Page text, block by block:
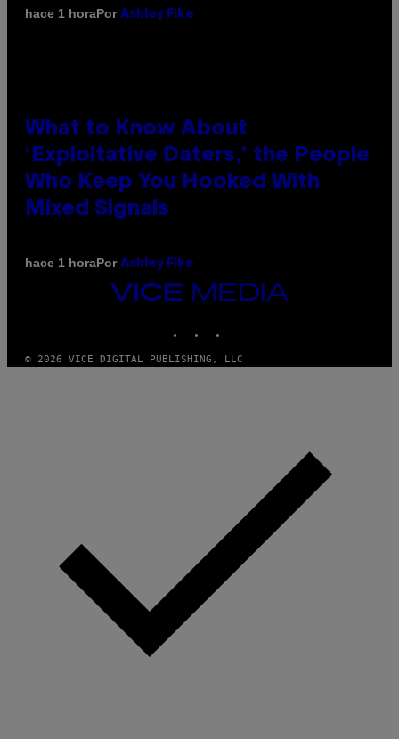
hace 1 horaPor Ashley Fike
What to Know About
‘Exploitative Daters,’ the People
Who Keep You Hooked With
Mixed Signals
hace 1 horaPor Ashley Fike
VICE
MEDIA
© 2026 VICE DIGITAL PUBLISHING, LLC